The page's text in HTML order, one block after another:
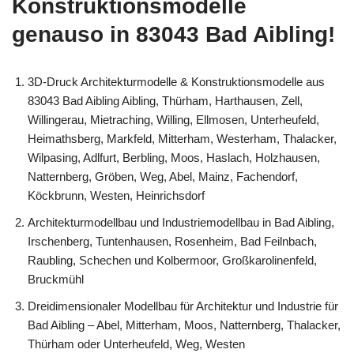
Konstruktionsmodelle
genauso in 83043 Bad Aibling!
3D-Druck Architekturmodelle & Konstruktionsmodelle aus
83043 Bad Aibling Aibling, Thürham, Harthausen, Zell,
Willingerau, Mietraching, Willing, Ellmosen, Unterheufeld,
Heimathsberg, Markfeld, Mitterham, Westerham, Thalacker,
Wilpasing, Adlfurt, Berbling, Moos, Haslach, Holzhausen,
Natternberg, Gröben, Weg, Abel, Mainz, Fachendorf,
Köckbrunn, Westen, Heinrichsdorf
Architekturmodellbau und Industriemodellbau in Bad Aibling,
Irschenberg, Tuntenhausen, Rosenheim, Bad Feilnbach,
Raubling, Schechen und Kolbermoor, Großkarolinenfeld,
Bruckmühl
Dreidimensionaler Modellbau für Architektur und Industrie für
Bad Aibling – Abel, Mitterham, Moos, Natternberg, Thalacker,
Thürham oder Unterheufeld, Weg, Westen